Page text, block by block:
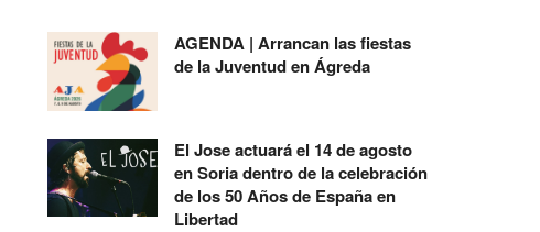
AGENDA | Arrancan las fiestas
de la Juventud en Ágreda
El Jose actuará el 14 de agosto
en Soria dentro de la celebración
de los 50 Años de España en
Libertad